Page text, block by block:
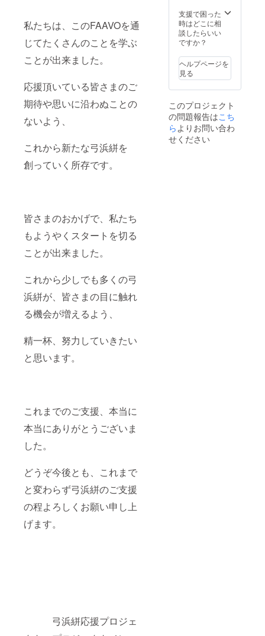
私たちは、このFAAVOを通
じてたくさんのことを学ぶ
ことが出来ました。
応援頂いている皆さまのご
期待や思いに沿わぬことの
ないよう、
これから新たな弓浜絣を
創っていく所存です。
皆さまのおかげで、私たち
もようやくスタートを切る
ことが出来ました。
これから少しでも多くの弓
浜絣が、皆さまの目に触れ
る機会が増えるよう、
精一杯、努力していきたい
と思います。
これまでのご支援、本当に
本当にありがとうございま
した。
どうぞ今後とも、これまで
と変わらず弓浜絣のご支援
の程よろしくお願い申し上
げます。
弓浜絣応援プロジェ
支援で困った
時はどこに相
談したらいい
ですか？
ヘルプページを
見る
このプロジェクト
の問題報告はこち
らよりお問い合わ
せください